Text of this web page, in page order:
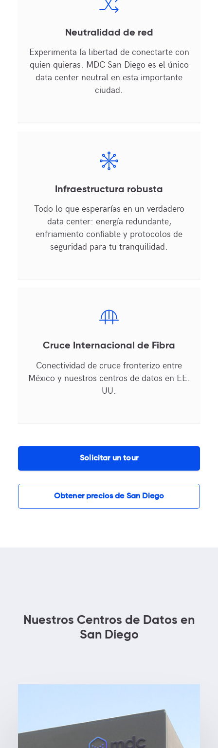
Neutralidad de red
Experimenta la libertad de conectarte con
quien quieras. MDC San Diego es el único
data center neutral en esta importante
ciudad.
Infraestructura robusta
Todo lo que esperarías en un verdadero
data center: energía redundante,
enfriamiento confiable y protocolos de
seguridad para tu tranquilidad.
Cruce Internacional de Fibra
Conectividad de cruce fronterizo entre
México y nuestros centros de datos en EE.
UU.
Solicitar un tour
Obtener precios de San Diego
Nuestros Centros de Datos en
San Diego